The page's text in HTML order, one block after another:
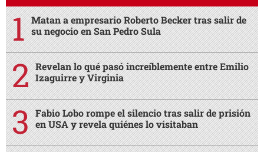
Matan a empresario Roberto Becker tras salir de
su negocio en San Pedro Sula
Revelan lo qué pasó increíblemente entre Emilio
Izaguirre y Virginia
Fabio Lobo rompe el silencio tras salir de prisión
en USA y revela quiénes lo visitaban